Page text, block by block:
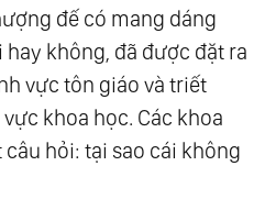
đế có mang dáng
không, đã được đặt ra
vực tôn giáo và triết
khoa học. Các khoa
hỏi: tại sao cái không